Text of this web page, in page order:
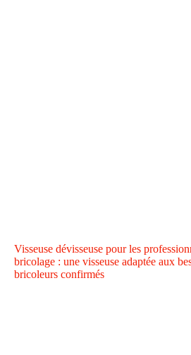
Visseuse dévisseuse pour les
bricolage : une visseuse adaptée aux
bricoleurs confirmés